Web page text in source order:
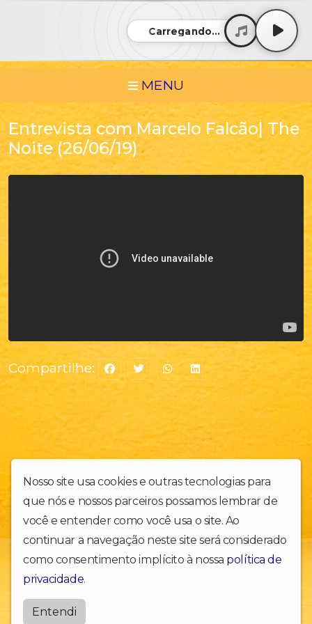
Carregando...
MENU
Entrevista com Marcelo Falcão| The
Noite (26/06/19)
Compartilhe:
Nosso site usa cookies e outras tecnologias para
que nós e nossos parceiros possamos lembrar de
você e entender como você usa o site. Ao
continuar a navegação neste site será considerado
como consentimento implícito à nossa política de
privacidade.
Entendi
Rádio Comunitária do Município de Marques de Souza. - VALE